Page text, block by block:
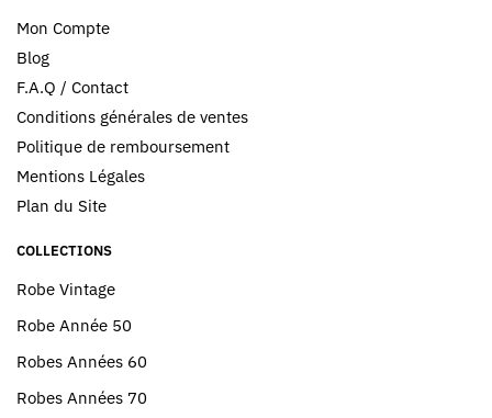
Mon Compte
Blog
F.A.Q / Contact
Conditions générales de ventes
Politique de remboursement
Mentions Légales
Plan du Site
COLLECTIONS
Robe Vintage
Robe Année 50
Robes Années 60
Robes Années 70